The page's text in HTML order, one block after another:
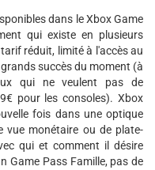
dans le Xbox Game
qui existe en plusieurs
réduit, limité à l'accès au
succès du moment (à
qui ne veulent pas de
pour les consoles). Xbox
fois dans une optique
vue monétaire ou de plate-
qui et comment il désire
Game Pass Famille, pas de